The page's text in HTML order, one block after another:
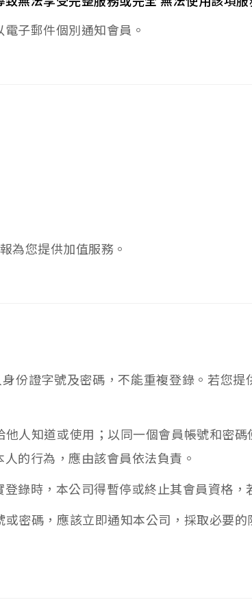
子郵件個別通知會員。
為您提供加值服務。
份證字號及密碼，不能重複登錄。若您
人知道或使用；以同一個會員帳號和密
的行為，應由該會員依法負責。
錄時，本公司得暫停或終止其會員資格
密碼，應該立即通知本公司，採取必要